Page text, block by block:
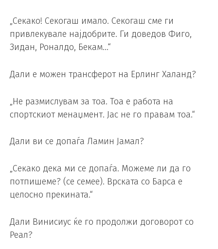
„Секако! Секогаш имало. Секогаш сме ги
привлекувале најдобрите. Ги доведов Фиго,
Зидан, Роналдо, Бекам…“
Дали е можен трансферот на Ерлинг Халанд?
„Не размислувам за тоа. Тоа е работа на
спортскиот менаџмент. Јас не го правам тоа.“
Дали ви се допаѓа Ламин Јамал?
„Секако дека ми се допаѓа. Можеме ли да го
потпишеме? (се семее). Врската со Барса е
целосно прекината.“
Дали Винисиус ќе го продолжи договорот со
Реал?